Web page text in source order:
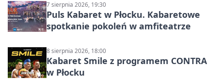
7 sierpnia 2026, 19:30
Puls Kabaret w Płocku. Kabaretowe
spotkanie pokoleń w amfiteatrze
8 sierpnia 2026, 18:00
Kabaret Smile z programem CONTRA
w Płocku